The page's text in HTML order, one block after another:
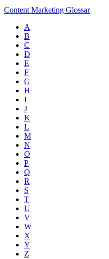
Content Marketing Glossar
A
B
C
D
E
F
G
H
I
J
K
L
M
N
O
P
Q
R
S
T
U
V
W
X
Y
Z